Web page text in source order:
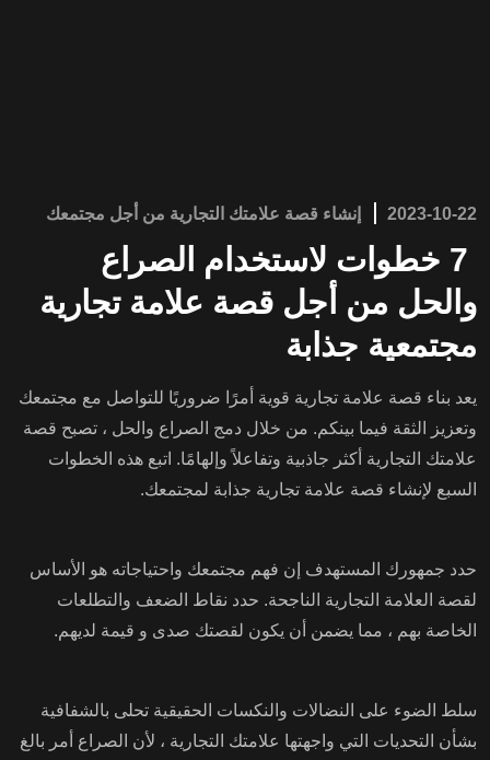
2023-10-22 إنشاء قصة علامتك التجارية من أجل مجتمعك
7 خطوات لاستخدام الصراع
والحل من أجل قصة علامة تجارية
مجتمعية جذابة
يعد بناء قصة علامة تجارية قوية أمرًا ضروريًا للتواصل مع مجتمعك
وتعزيز الثقة فيما بينكم. من خلال دمج الصراع والحل ، تصبح قصة
علامتك التجارية أكثر جاذبية وتفاعلاً وإلهامًا. اتبع هذه الخطوات
السبع لإنشاء قصة علامة تجارية جذابة لمجتمعك.
حدد جمهورك المستهدف إن فهم مجتمعك واحتياجاته هو الأساس
لقصة العلامة التجارية الناجحة. حدد نقاط الضعف والتطلعات
الخاصة بهم ، مما يضمن أن يكون لقصتك صدى و قيمة لديهم.
سلط الضوء على النضالات والنكسات الحقيقية تحلى بالشفافية
بشأن التحديات التي واجهتها علامتك التجارية ، لأن الصراع أمر بالغ